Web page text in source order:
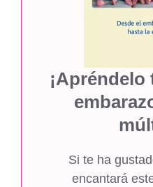
Si te ha
encantará